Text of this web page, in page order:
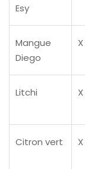
Esy
Mangue
Diego
X
Litchi X
Citron vert X